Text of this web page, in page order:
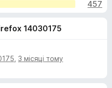
r
f
x
457
14030175
3 місяці тому